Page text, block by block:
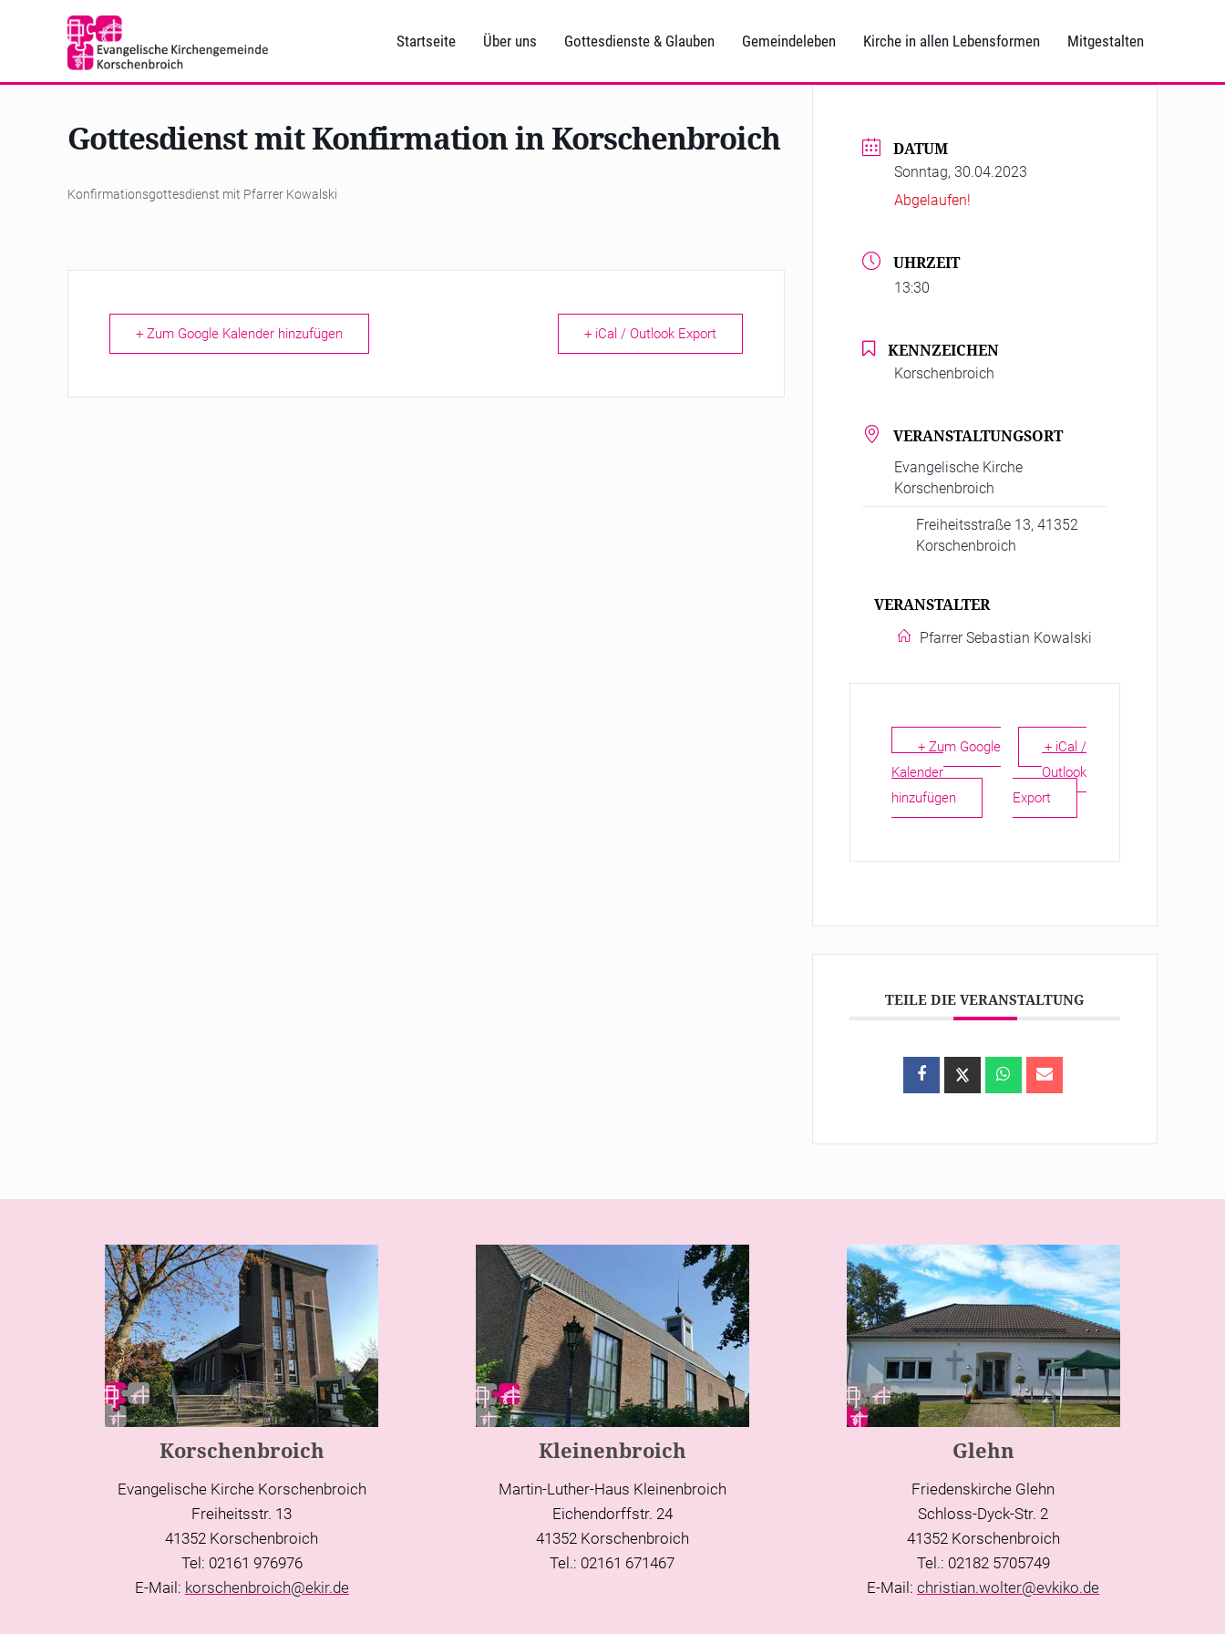
Startseite Über uns Gottesdienste & Glauben Gemeindeleben Kirche in allen Lebensformen Mitgestalten
Gottesdienst mit Konfirmation in Korschenbroich
Konfirmationsgottesdienst mit Pfarrer Kowalski
+ Zum Google Kalender hinzufügen + iCal / Outlook Export
DATUM
Sonntag, 30.04.2023
Abgelaufen!
UHRZEIT
13:30
KENNZEICHEN
Korschenbroich
VERANSTALTUNGSORT
Evangelische Kirche
Korschenbroich
Freiheitsstraße 13, 41352
Korschenbroich
VERANSTALTER
Pfarrer Sebastian Kowalski
+ Zum Google
Kalender
hinzufügen
+ iCal /
Outlook
Export
TEILE DIE VERANSTALTUNG
Korschenbroich
Evangelische Kirche Korschenbroich
Freiheitsstr. 13
41352 Korschenbroich
Tel: 02161 976976
E-Mail: korschenbroich@ekir.de
Kleinenbroich
Martin-Luther-Haus Kleinenbroich
Eichendorffstr. 24
41352 Korschenbroich
Tel.: 02161 671467
Glehn
Friedenskirche Glehn
Schloss-Dyck-Str. 2
41352 Korschenbroich
Tel.: 02182 5705749
E-Mail:christian.wolter@evkiko.de